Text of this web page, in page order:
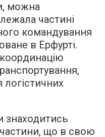
можна
частині
командування
в Ерфурті.
логістичних
знаходитись
частини, що в свою